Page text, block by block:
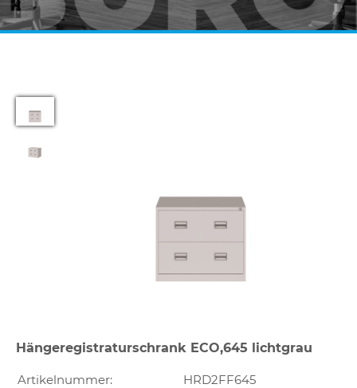
Hängeregistraturschrank ECO,645 lichtgrau
Artikelnummer: HRD2FF645